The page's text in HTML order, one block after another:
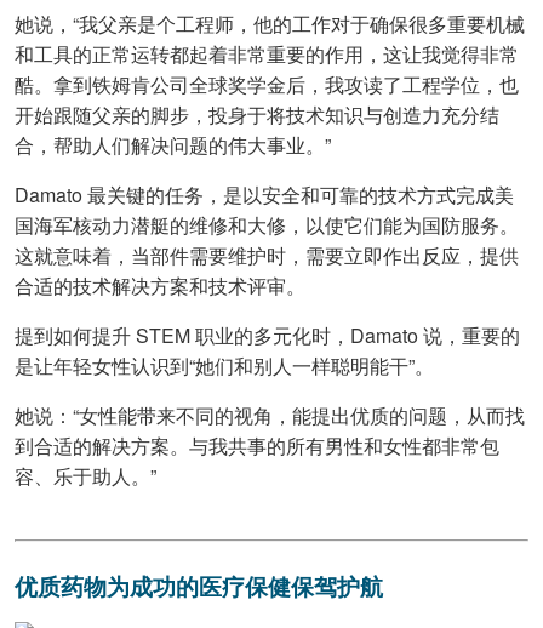
她说，“我父亲是个工程师，他的工作对于确保很多重要机械
和工具的正常运转都起着非常重要的作用，这让我觉得非常
酷。拿到铁姆肯公司全球奖学金后，我攻读了工程学位，也
开始跟随父亲的脚步，投身于将技术知识与创造力充分结
合，帮助人们解决问题的伟大事业。”
Damato 最关键的任务，是以安全和可靠的技术方式完成美
国海军核动力潜艇的维修和大修，以使它们能为国防服务。
这就意味着，当部件需要维护时，需要立即作出反应，提供
合适的技术解决方案和技术评审。
提到如何提升 STEM 职业的多元化时，Damato 说，重要的
是让年轻女性认识到“她们和别人一样聪明能干”。
她说：“女性能带来不同的视角，能提出优质的问题，从而找
到合适的解决方案。与我共事的所有男性和女性都非常包
容、乐于助人。”
优质药物为成功的医疗保健保驾护航